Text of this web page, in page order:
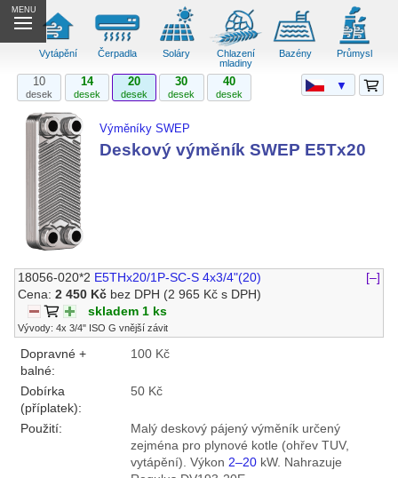
MENU
Vytápění Čerpadla Soláry
Chlazení
mladiny
Bazény Průmysl
10
desek
14
desek
20
desek
30
desek
40
desek
Výměníky SWEP
Deskový výměník SWEP E5Tx20
18056-020*2 E5THx20/1P-SC-S 4x3/4"(20)
[–]
Cena:2 450 Kč bez DPH (2 965 Kč s DPH)
skladem 1 ks
Vývody: 4x 3/4" ISO G vnější závit
Dopravné +
balné:
100 Kč
Dobírka
(příplatek):
50 Kč
Použití:
Malý deskový pájený výměník určený
zejména pro plynové kotle (ohřev TUV,
vytápění). Výkon 2–20kW. Nahrazuje
▼